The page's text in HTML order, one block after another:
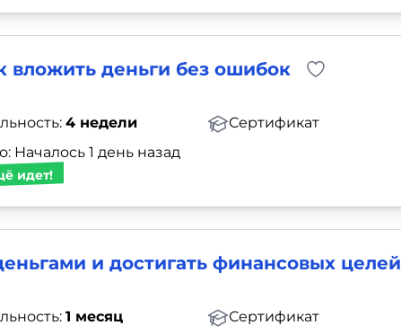
деньги без ошибок
4 недели
Сертификат
Началось 1 день назад
идет!
и достигать финансовых целей
1 месяц
Сертификат